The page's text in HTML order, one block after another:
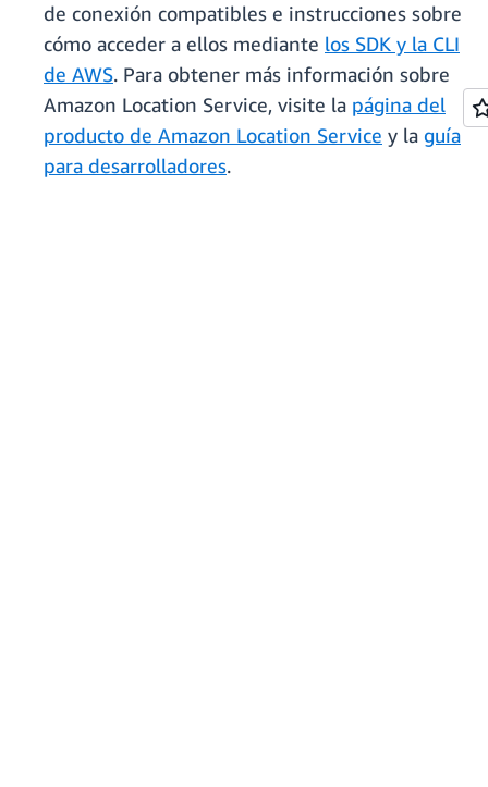
de conexión compatibles e instrucciones sobre
cómo acceder a ellos mediante los SDK y la CLI
de AWS. Para obtener más información sobre
Amazon Location Service, visite la página del
producto de Amazon Location Service y la guía
para desarrolladores.